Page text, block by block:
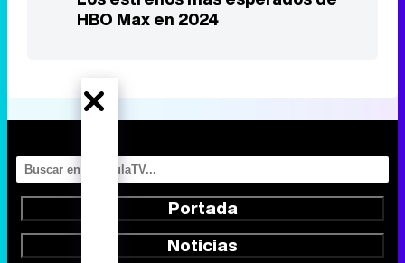
Noticias
Series
Calendario
Listas
TV Movies